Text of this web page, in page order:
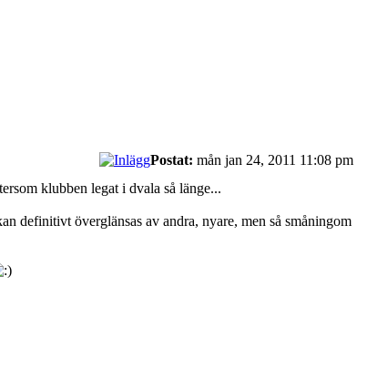
Postat: mån jan 24, 2011 11:08 pm
klubben legat i dvala så länge...
definitivt överglänsas av andra, nyare, men så småningom